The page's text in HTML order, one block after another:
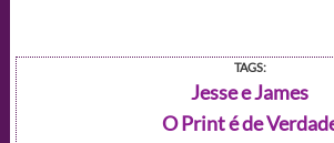
TAGS:
Jesse e James
O Print é de